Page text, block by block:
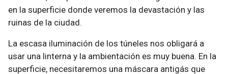
en la superficie donde veremos la devastación y las
ruinas de la ciudad.
La escasa iluminación de los túneles nos obligará a
usar una linterna y la ambientación es muy buena. En la
superficie, necesitaremos una máscara antigás que